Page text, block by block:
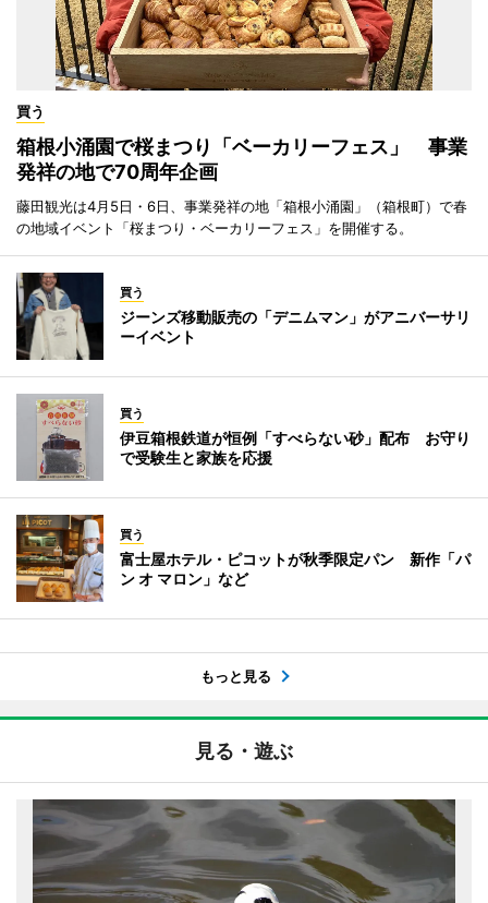
買う
箱根小涌園で桜まつり「ベーカリーフェス」 事業
発祥の地で70周年企画
藤田観光は4月5日・6日、事業発祥の地「箱根小涌園」（箱根町）で春
の地域イベント「桜まつり・ベーカリーフェス」を開催する。
買う
ジーンズ移動販売の「デニムマン」がアニバーサリ
ーイベント
買う
伊豆箱根鉄道が恒例「すべらない砂」配布 お守り
で受験生と家族を応援
買う
富士屋ホテル・ピコットが秋季限定パン 新作「パ
ン オ マロン」など
もっと見る
見る・遊ぶ